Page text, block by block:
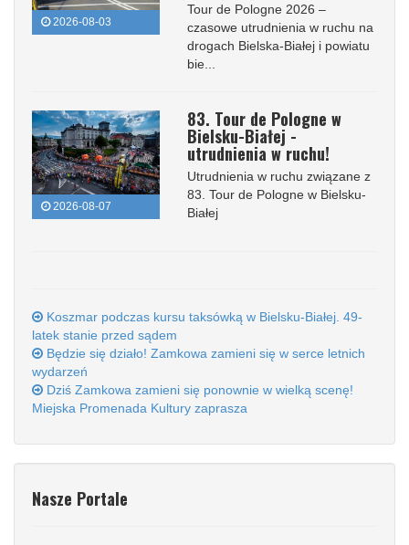
2026-08-03
Tour de Pologne 2026 –
czasowe utrudnienia w ruchu na
drogach Bielska-Białej i powiatu
bie...
2026-08-07
83. Tour de Pologne w
Bielsku-Białej -
utrudnienia w ruchu!
Utrudnienia w ruchu związane z
83. Tour de Pologne w Bielsku-
Białej
Koszmar podczas kursu taksówką w Bielsku-Białej. 49-
latek stanie przed sądem
Będzie się działo! Zamkowa zamieni się w serce letnich
wydarzeń
Dziś Zamkowa zamieni się ponownie w wielką scenę!
Miejska Promenada Kultury zaprasza
Nasze Portale